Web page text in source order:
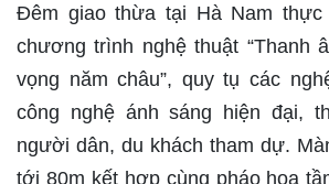
Đêm giao thừa tại Hà Nam
chương trình nghệ thuật “Thanh
vọng năm châu”, quy tụ các
công nghệ ánh sáng hiện đại,
người dân, du khách tham dự.
tới 80m kết hợp cùng pháo hoa